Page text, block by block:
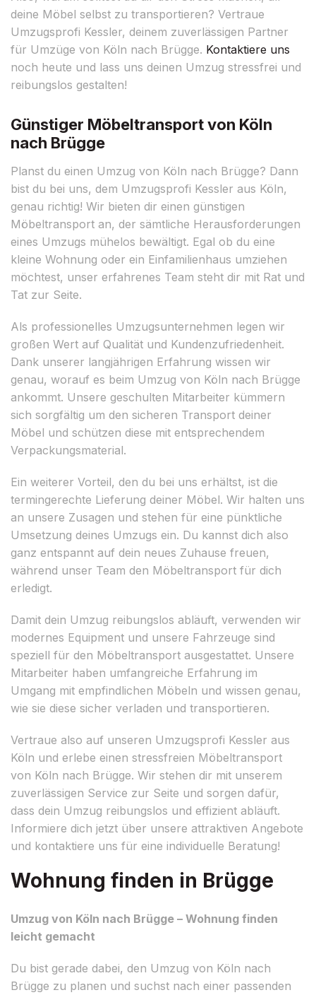
deine Möbel selbst zu transportieren? Vertraue
Umzugsprofi Kessler, deinem zuverlässigen Partner
für Umzüge von Köln nach Brügge. Kontaktiere uns
noch heute und lass uns deinen Umzug stressfrei und
reibungslos gestalten!
Günstiger Möbeltransport von Köln
nach Brügge
Planst du einen Umzug von Köln nach Brügge? Dann
bist du bei uns, dem Umzugsprofi Kessler aus Köln,
genau richtig! Wir bieten dir einen günstigen
Möbeltransport an, der sämtliche Herausforderungen
eines Umzugs mühelos bewältigt. Egal ob du eine
kleine Wohnung oder ein Einfamilienhaus umziehen
möchtest, unser erfahrenes Team steht dir mit Rat und
Tat zur Seite.
Als professionelles Umzugsunternehmen legen wir
großen Wert auf Qualität und Kundenzufriedenheit.
Dank unserer langjährigen Erfahrung wissen wir
genau, worauf es beim Umzug von Köln nach Brügge
ankommt. Unsere geschulten Mitarbeiter kümmern
sich sorgfältig um den sicheren Transport deiner
Möbel und schützen diese mit entsprechendem
Verpackungsmaterial.
Ein weiterer Vorteil, den du bei uns erhältst, ist die
termingerechte Lieferung deiner Möbel. Wir halten uns
an unsere Zusagen und stehen für eine pünktliche
Umsetzung deines Umzugs ein. Du kannst dich also
ganz entspannt auf dein neues Zuhause freuen,
während unser Team den Möbeltransport für dich
erledigt.
Damit dein Umzug reibungslos abläuft, verwenden wir
modernes Equipment und unsere Fahrzeuge sind
speziell für den Möbeltransport ausgestattet. Unsere
Mitarbeiter haben umfangreiche Erfahrung im
Umgang mit empfindlichen Möbeln und wissen genau,
wie sie diese sicher verladen und transportieren.
Vertraue also auf unseren Umzugsprofi Kessler aus
Köln und erlebe einen stressfreien Möbeltransport
von Köln nach Brügge. Wir stehen dir mit unserem
zuverlässigen Service zur Seite und sorgen dafür,
dass dein Umzug reibungslos und effizient abläuft.
Informiere dich jetzt über unsere attraktiven Angebote
und kontaktiere uns für eine individuelle Beratung!
Wohnung finden in Brügge
Umzug von Köln nach Brügge – Wohnung finden
leicht gemacht
Du bist gerade dabei, den Umzug von Köln nach
Brügge zu planen und suchst nach einer passenden